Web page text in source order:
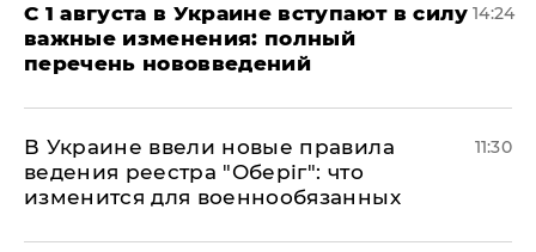
С 1 августа в Украине вступают в силу
важные изменения: полный
перечень нововведений
14:24
В Украине ввели новые правила
ведения реестра "Оберіг": что
изменится для военнообязанных
11:30